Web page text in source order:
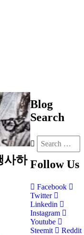
사하
Blog
Search
Follow Us
Facebook
Twitter
Linkedin
Instagram
Youtube
Steemit
Reddit